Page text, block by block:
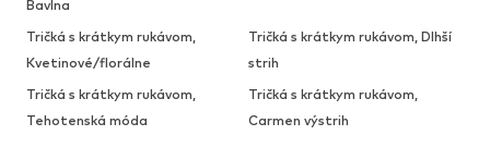
Bavlna
Tričká s krátkym rukávom,
Kvetinové/florálne
Tričká s krátkym rukávom, Dlhší
strih
Tričká s krátkym rukávom,
Tehotenská móda
Tričká s krátkym rukávom,
Carmen výstrih